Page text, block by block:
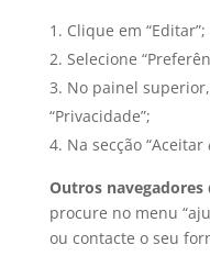
Clique em “Editar”;
Selecione
No painel
“Privacidade”;
Na secção “Aceitar
Outros
procure no menu
ou contacte o seu